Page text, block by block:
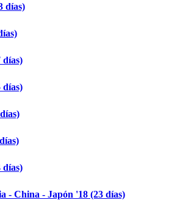
días)
días)
días)
días)
- China - Japón '18 (23 días)